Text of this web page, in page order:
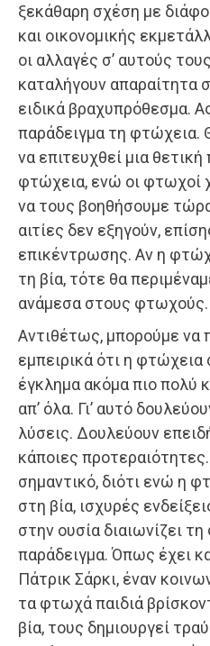
ξεκάθαρη σχέση με
και οικονομικής
οι αλλαγές σ’ αυτούς
καταλήγουν απαραίτητα
ειδικά βραχυπρόθεσμα.
παράδειγμα τη φτώχεια.
να επιτευχθεί μια
φτώχεια, ενώ οι φτωχοί
να τους βοηθήσουμε τώρα
αιτίες δεν εξηγούν,
επικέντρωσης. Αν η
τη βία, τότε θα
ανάμεσα στους
Αντιθέτως, μπορούμε να
εμπειρικά ότι η
έγκλημα ακόμα πιο πολύ
απ’ όλα. Γι’ αυτό
λύσεις. Δουλεύουν
κάποιες προτεραιότητες.
σημαντικό, διότι ενώ η
στη βία, ισχυρές
στην ουσία διαιωνίζει
παράδειγμα. Όπως έχει
Πάτρικ Σάρκι, έναν
τα φτωχά παιδιά
βία, τους δημιουργεί